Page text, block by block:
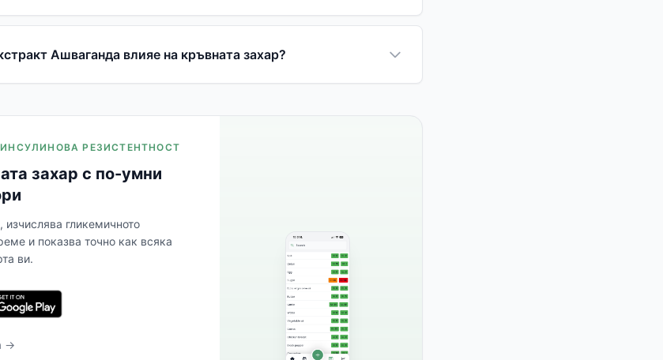
Ашваганда влияе на кръвната захар?
ИНСУЛИНОВА РЕЗИСТЕНТНОСТ
захар с по-умни
гликемичното
и показва точно как всяка
ви.
→